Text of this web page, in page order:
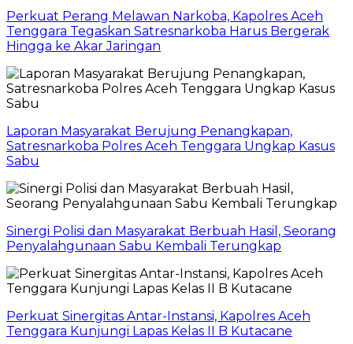
Perkuat Perang Melawan Narkoba, Kapolres Aceh
Tenggara Tegaskan Satresnarkoba Harus Bergerak
Hingga ke Akar Jaringan
Laporan Masyarakat Berujung Penangkapan,
Satresnarkoba Polres Aceh Tenggara Ungkap Kasus
Sabu
Sinergi Polisi dan Masyarakat Berbuah Hasil, Seorang
Penyalahgunaan Sabu Kembali Terungkap
Perkuat Sinergitas Antar-Instansi, Kapolres Aceh
Tenggara Kunjungi Lapas Kelas II B Kutacane